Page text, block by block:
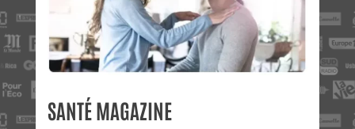
SANTÉ MAGAZINE